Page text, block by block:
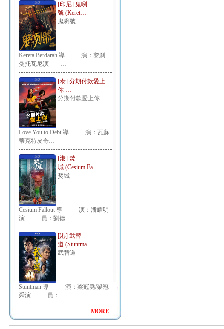
[印尼] 鬼咧
號 (Keret…
鬼咧號
Kereta Berdarah 導 演：黎刹
曼托瓦尼演 …
[泰] 分期付款愛上
你 …
分期付款愛上你
Love You to Debt 導 演：瓦蘇
蒂克特皮奇…
[港] 焚
城 (Cesium Fa…
焚城
Cesium Fallout 導 演：潘耀明
演 員：劉德…
[港] 武替
道 (Stuntma…
武替道
Stuntman 導 演：梁冠堯/梁冠
舜演 員：…
MORE